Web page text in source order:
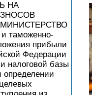
НА
таможенно-
прибыли
Федерации
налоговой базы
определении